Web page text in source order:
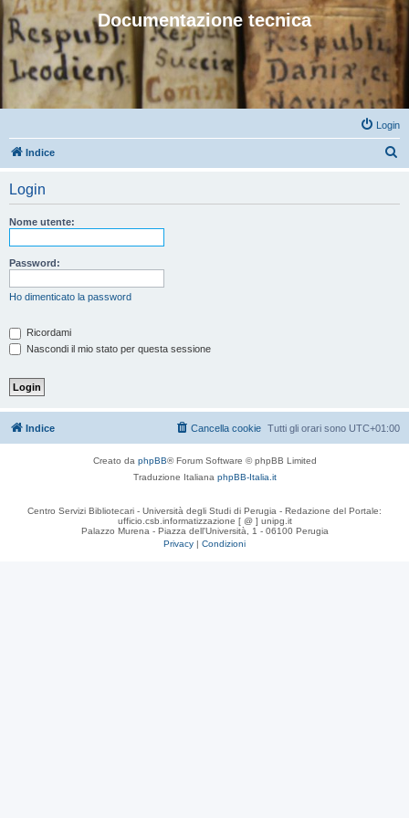
Documentazione tecnica
Login
Indice
Login
Nome utente:
Password:
Ho dimenticato la password
Ricordami
Nascondi il mio stato per questa sessione
Indice Tutti gli orari sono UTC+01:00
Cancella cookie
Creato da phpBB® Forum Software © phpBB Limited
Traduzione Italiana phpBB-Italia.it
Centro Servizi Bibliotecari - Università degli Studi di Perugia - Redazione del Portale:
ufficio.csb.informatizzazione [ @ ] unipg.it
Palazzo Murena - Piazza dell'Università, 1 - 06100 Perugia
Privacy | Condizioni